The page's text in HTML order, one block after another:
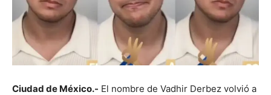
Ciudad de México.- El nombre de Vadhir Derbez volvió a